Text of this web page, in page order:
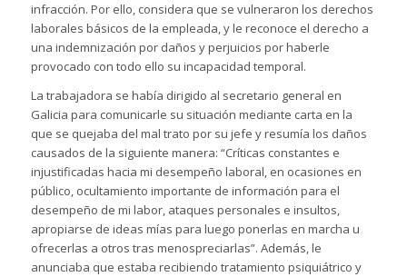
infracción. Por ello, considera que se vulneraron los derechos
laborales básicos de la empleada, y le reconoce el derecho a
una indemnización por daños y perjuicios por haberle
provocado con todo ello su incapacidad temporal.
La trabajadora se había dirigido al secretario general en
Galicia para comunicarle su situación mediante carta en la
que se quejaba del mal trato por su jefe y resumía los daños
causados de la siguiente manera: “Críticas constantes e
injustificadas hacia mi desempeño laboral, en ocasiones en
público, ocultamiento importante de información para el
desempeño de mi labor, ataques personales e insultos,
apropiarse de ideas mías para luego ponerlas en marcha u
ofrecerlas a otros tras menospreciarlas”. Además, le
anunciaba que estaba recibiendo tratamiento psiquiátrico y